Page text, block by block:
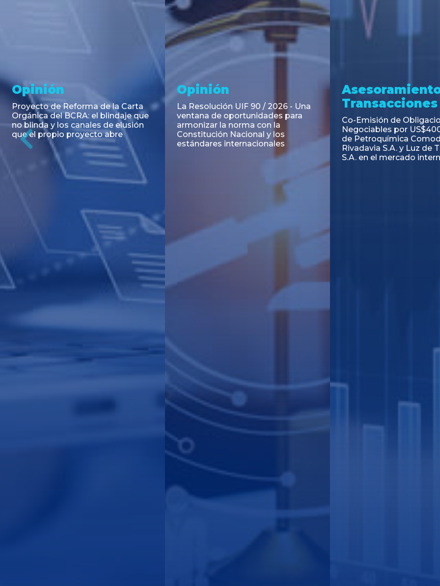
Noticia
RESOLUCIÓN 271/2026 de la
SECRETARIA DE COORDINACIÓN
DE PRODUCCIÓN: Actualización y
unificación de las advertencias
obligatorias en la publicidad de
juegos y apuestas en...
Asesoramiento y
Transacciones
Emisión de Obligaciones
Negociables Clase E de Central
Puerto S.A. por un Valor Nominal
de U$S 98.897.303
Transacciones
PAGBAM asesoró a
autorización para la
de los Certificados de
del Fideicomiso
Inmobiliario "Espacio
Previous